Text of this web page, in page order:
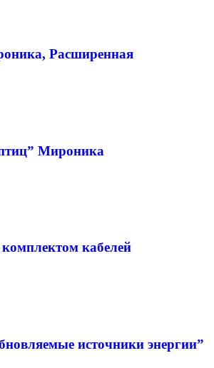
Расширенная
Мироника
кабелей
источники энергии”